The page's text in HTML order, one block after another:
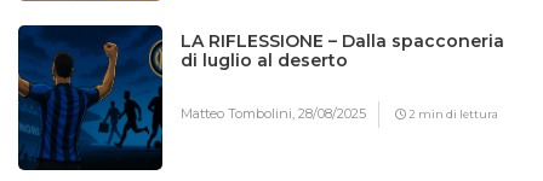
LA RIFLESSIONE – Dalla spacconeria
di luglio al deserto
Matteo Tombolini,28/08/2025 2 min di lettura